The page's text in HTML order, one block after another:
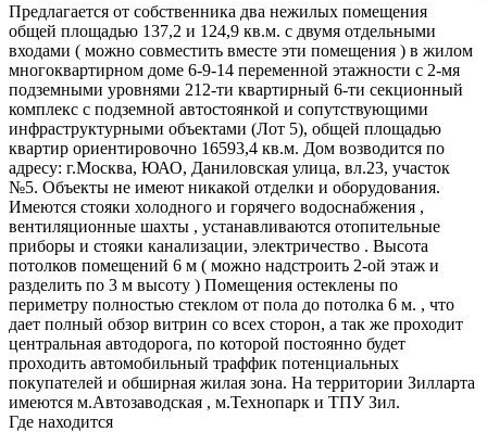
Предлагается от собственника два нежилых помещения
общей площадью 137,2 и 124,9 кв.м. с двумя отдельными
входами ( можно совместить вместе эти помещения ) в жилом
многоквартирном доме 6-9-14 переменной этажности с 2-мя
подземными уровнями 212-ти квартирный 6-ти секционный
комплекс с подземной автостоянкой и сопутствующими
инфраструктурными объектами (Лот 5), общей площадью
квартир ориентировочно 16593,4 кв.м. Дом возводится по
адресу: г.Москва, ЮАО, Даниловская улица, вл.23, участок
№5. Объекты не имеют никакой отделки и оборудования.
Имеются стояки холодного и горячего водоснабжения ,
вентиляционные шахты , устанавливаются отопительные
приборы и стояки канализации, электричество . Высота
потолков помещений 6 м ( можно надстроить 2-ой этаж и
разделить по 3 м высоту ) Помещения остеклены по
периметру полностью стеклом от пола до потолка 6 м. , что
дает полный обзор витрин со всех сторон, а так же проходит
центральная автодорога, по которой постоянно будет
проходить автомобильный траффик потенциальных
покупателей и обширная жилая зона. На территории Зилларта
имеются м.Автозаводская , м.Технопарк и ТПУ Зил.
Где находится